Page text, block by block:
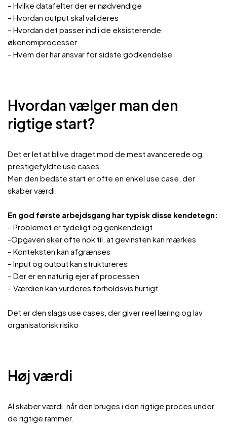
– Hvilke datafelter der er nødvendige
– Hvordan output skal valideres
– Hvordan det passer ind i de eksisterende
økonomiprocesser
– Hvem der har ansvar for sidste godkendelse
Hvordan vælger man den
rigtige start?
Det er let at blive draget mod de mest avancerede og
prestigefyldte use cases.
Men den bedste start er ofte en enkel use case, der
skaber værdi.
En god første arbejdsgang har typisk disse kendetegn:
– Problemet er tydeligt og genkendeligt
-Opgaven sker ofte nok til, at gevinsten kan mærkes
– Konteksten kan afgrænses
– Input og output kan struktureres
– Der er en naturlig ejer af processen
– Værdien kan vurderes forholdsvis hurtigt
Det er den slags use cases, der giver reel læring og lav
organisatorisk risiko
Høj værdi
AI skaber værdi, når den bruges i den rigtige proces under
de rigtige rammer.